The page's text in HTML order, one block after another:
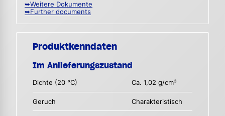
➥Weitere Dokumente
➥Further documents
Produktkenndaten
Im Anlieferungszustand
Dichte (20 °C) Ca. 1,02 g/cm³
Geruch Charakteristisch